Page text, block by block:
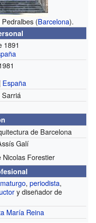
Pedralbes (Barcelona).
1891
España
Sarriá
de Barcelona
Galí
Nicolas Forestier
,periodista,
y diseñador de
María Reina